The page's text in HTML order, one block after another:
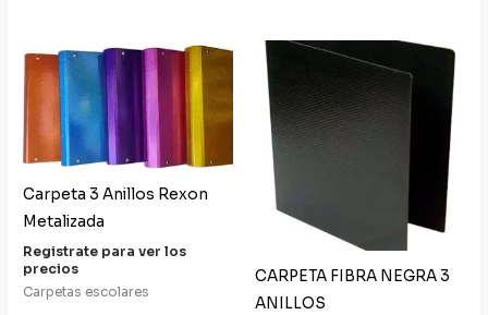
Carpeta 3 Anillos Rexon
Metalizada
Registrate para ver los
precios
Carpetas escolares
CARPETA FIBRA NEGRA 3
ANILLOS